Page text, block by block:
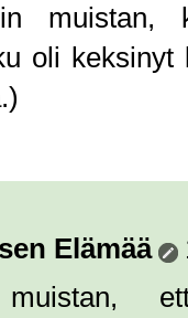
oli
Elämää